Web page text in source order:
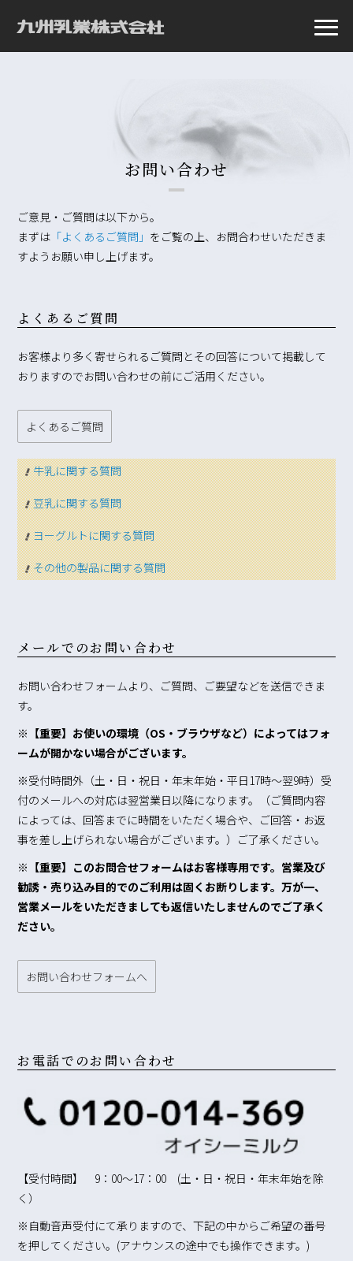
お問い合わせ
ご意見・ご質問は以下から。
まずは 「よくあるご質問」 をご覧の上、お問合わせいただきま
すようお願い申し上げます。
よくあるご質問
お客様より多く寄せられるご質問とその回答について掲載して
おりますのでお問い合わせの前にご活用ください。
よくあるご質問
牛乳に関する質問
豆乳に関する質問
ヨーグルトに関する質問
その他の製品に関する質問
メールでのお問い合わせ
お問い合わせフォームより、ご質問、ご要望などを送信できま
す。
※【重要】お使いの環境（OS・ブラウザなど）によってはフォ
ームが開かない場合がございます。
※受付時間外（土・日・祝日・年末年始・平日17時～翌9時）受
付のメールへの対応は翌営業日以降になります。（ご質問内容
によっては、回答までに時間をいただく場合や、ご回答・お返
事を差し上げられない場合がございます。）ご了承ください。
※【重要】このお問合せフォームはお客様専用です。営業及び
勧誘・売り込み目的でのご利用は固くお断りします。万が一、
営業メールをいただきましても返信いたしませんのでご了承く
ださい。
お問い合わせフォームへ
お電話でのお問い合わせ
【受付時間】 9：00～17：00 (土・日・祝日・年末年始を除
く）
※自動音声受付にて承りますので、下記の中からご希望の番号
を押してください。(アナウンスの途中でも操作できます。)